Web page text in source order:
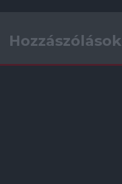
Hozzászólások